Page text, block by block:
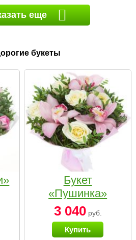
еще
букеты
Букет
«Пушинка»
3 040руб.
Купить